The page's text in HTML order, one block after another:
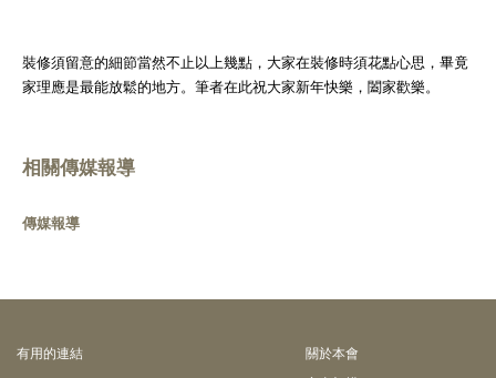
裝修須留意的細節當然不止以上幾點，大家在裝修時須花點心思，畢竟
家理應是最能放鬆的地方。筆者在此祝大家新年快樂，闔家歡樂。
相關傳媒報導
傳媒報導
有⽤的連結
關於本會